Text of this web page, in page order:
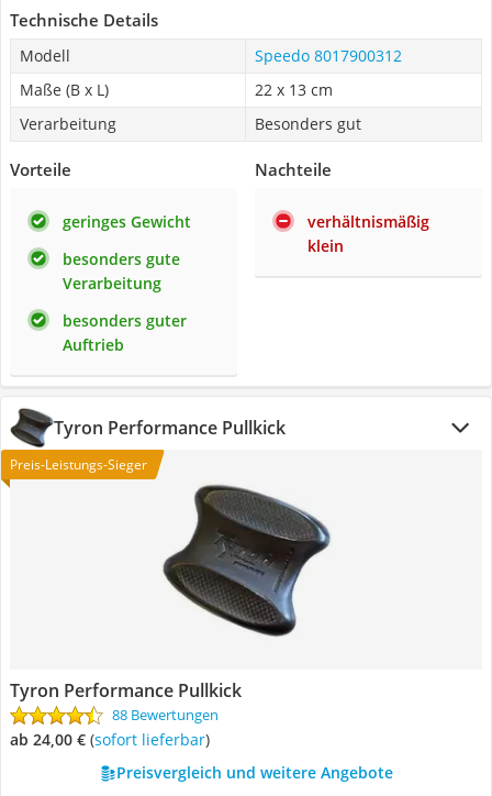
Technische Details
Modell
Speedo 8017900312
Maße (B x L)
22 x 13 cm
Verarbeitung
Besonders gut
Vorteile
geringes Gewicht
besonders gute
Verarbeitung
besonders guter
Auftrieb
Nachteile
verhältnismäßig
klein
Tyron Performance Pullkick
Preis-Leistungs-Sieger
Tyron Performance Pullkick
88 Bewertungen
ab 24,00 € ( Sofort lieferbar)
Preisvergleich und weitere Angebote